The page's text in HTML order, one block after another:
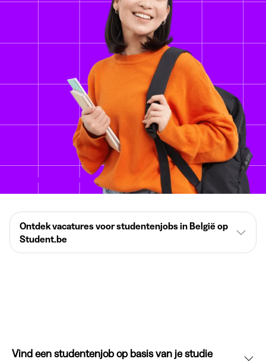
Ontdek vacatures voor studentenjobs in België op
Student.be
Vind een studentenjob op basis van je studie